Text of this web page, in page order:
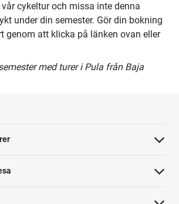
cykeltur och missa inte denna
under din semester. Gör din bokning
genom att klicka på länken ovan eller
med turer i Pula från Baja